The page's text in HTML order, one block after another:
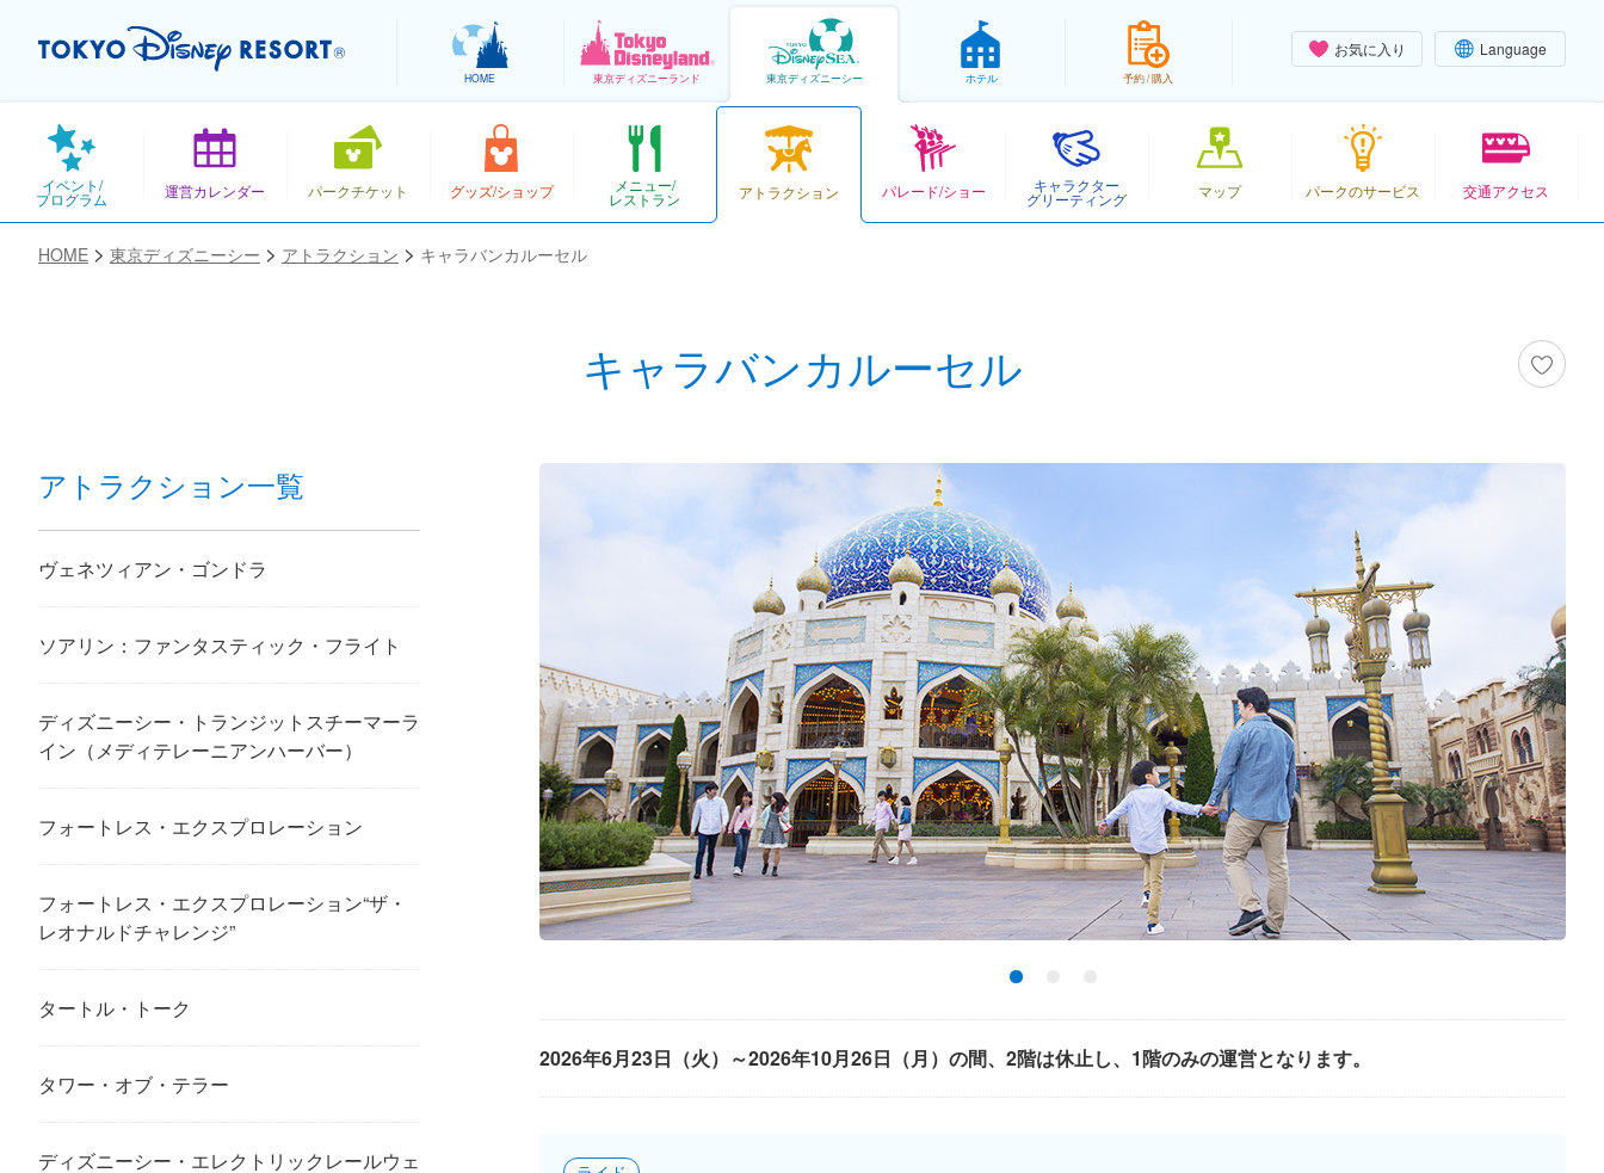
お気に入り Language
HOME 東京ディズニーランド 東京ディズニーシー ホテル 予約 / 購入
イベント/
プログラム 運営カレンダー パークチケット グッズ/ショップ メニュー/
レストラン アトラクション パレード/ショー キャラクター
グリーティング マップ パークのサービス 交通アクセス
HOME 東京ディズニーシー アトラクション キャラバンカルーセル
キャラバンカルーセル
2026年6月23日（火）～2026年10月26日（月）の間、2階は休止し、1階のみの運営となります。
アトラクション一覧
ヴェネツィアン・ゴンドラ
ソアリン：ファンタスティック・フライト
ディズニーシー・トランジットスチーマーラ
イン（メディテレーニアンハーバー）
フォートレス・エクスプロレーション
フォートレス・エクスプロレーション“ザ・
レオナルドチャレンジ”
タートル・トーク
タワー・オブ・テラー
ディズニーシー・エレクトリックレールウェ